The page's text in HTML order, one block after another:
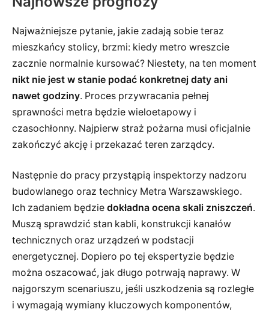
Najważniejsze pytanie, jakie zadają sobie teraz
mieszkańcy stolicy, brzmi: kiedy metro wreszcie
zacznie normalnie kursować? Niestety, na ten moment
nikt nie jest w stanie podać konkretnej daty ani
nawet godziny. Proces przywracania pełnej
sprawności metra będzie wieloetapowy i
czasochłonny. Najpierw straż pożarna musi oficjalnie
zakończyć akcję i przekazać teren zarządcy.
Następnie do pracy przystąpią inspektorzy nadzoru
budowlanego oraz technicy Metra Warszawskiego.
Ich zadaniem będzie dokładna ocena skali zniszczeń.
Muszą sprawdzić stan kabli, konstrukcji kanałów
technicznych oraz urządzeń w podstacji
energetycznej. Dopiero po tej ekspertyzie będzie
można oszacować, jak długo potrwają naprawy. W
najgorszym scenariuszu, jeśli uszkodzenia są rozległe
i wymagają wymiany kluczowych komponentów,